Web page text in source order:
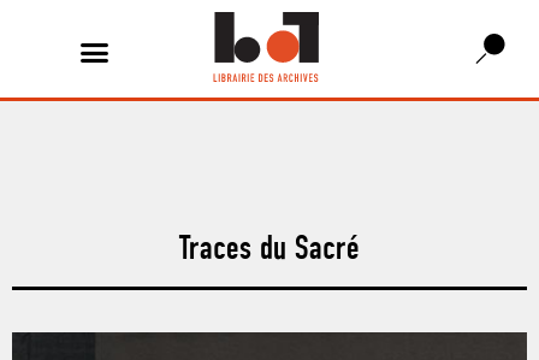
Traces du Sacré